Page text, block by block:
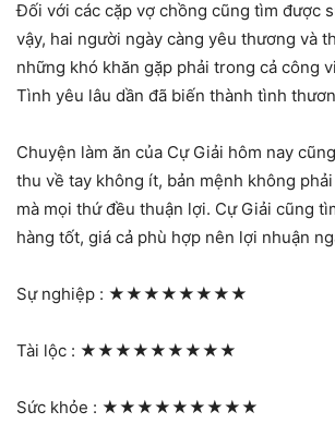
Đối với các cặp vợ chồng cũng tìm được
vậy, hai người ngày càng yêu thương và
những khó khăn gặp phải trong cả công
Tình yêu lâu dần đã biến thành tình
Chuyện làm ăn của Cự Giải hôm nay
thu về tay không ít, bản mệnh không
mà mọi thứ đều thuận lợi. Cự Giải cũng
hàng tốt, giá cả phù hợp nên lợi nhuận
Sự nghiệp : ★★★★★★★★
Tài lộc : ★★★★★★★★★
Sức khỏe : ★★★★★★★★★